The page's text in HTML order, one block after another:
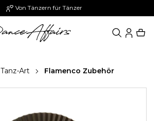
Von Tänzern für Tänzer
Tanz-Art Flamenco Zubehör